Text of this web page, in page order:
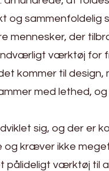
og
mennesker, der
værktøj for
kommer til
med lethed, og
sig, og der er
kræver ikke
pålideligt værktøj til